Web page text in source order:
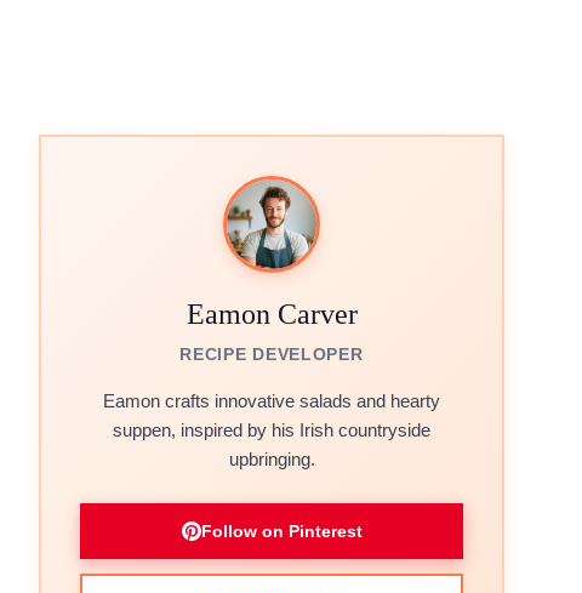
Eamon Carver
RECIPE DEVELOPER
Eamon crafts innovative salads and hearty
suppen, inspired by his Irish countryside
upbringing.
Follow on Pinterest